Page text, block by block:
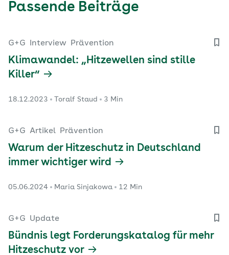
Passende Beiträge
G+G Interview Prävention
Klimawandel: „Hitzewellen sind stille
Killer“
18.12.2023 Toralf Staud 3 Min
G+G Artikel Prävention
Warum der Hitzeschutz in Deutschland
immer wichtiger wird
05.06.2024 Maria Sinjakowa 12 Min
G+G Update
Bündnis legt Forderungskatalog für mehr
Hitzeschutz vor